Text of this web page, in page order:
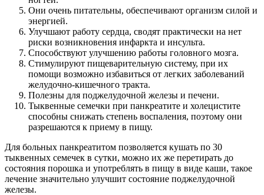
Они очень питательны, обеспечивают организм силой и
энергией.
Улучшают работу сердца, сводят практически на нет
риски возникновения инфаркта и инсульта.
Способствуют улучшению работы головного мозга.
Стимулируют пищеварительную систему, при их
помощи возможно избавиться от легких заболеваний
желудочно-кишечного тракта.
Полезны для поджелудочной железы и печени.
Тыквенные семечки при панкреатите и холецистите
способны снижать степень воспаления, поэтому они
разрешаются к приему в пищу.
Для больных панкреатитом позволяется кушать по 30
тыквенных семечек в сутки, можно их же перетирать до
состояния порошка и употреблять в пищу в виде каши, такое
лечение значительно улучшит состояние поджелудочной
железы.